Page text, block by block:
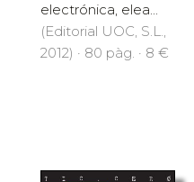
electrónica, elea...
(Editorial UOC, S.L.,
2012) · 80 pàg. · 8 €